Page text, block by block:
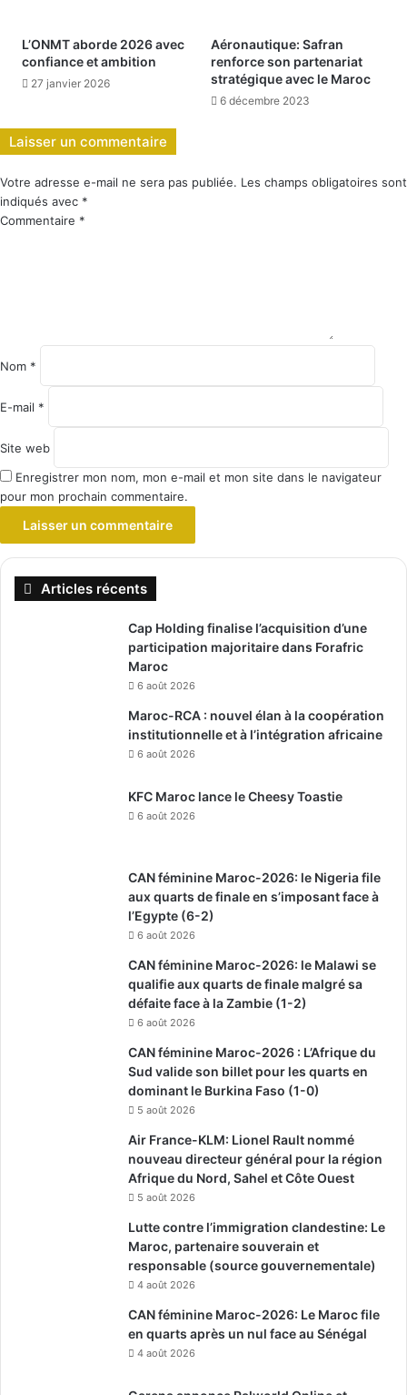
L’ONMT aborde 2026 avec
confiance et ambition
27 janvier 2026
Aéronautique: Safran
renforce son partenariat
stratégique avec le Maroc
6 décembre 2023
Laisser un commentaire
Votre adresse e-mail ne sera pas publiée. Les champs obligatoires sont
indiqués avec *
Commentaire *
Nom *
E-mail *
Site web
Enregistrer mon nom, mon e-mail et mon site dans le navigateur
pour mon prochain commentaire.
Articles récents
Cap Holding finalise l’acquisition d’une
participation majoritaire dans Forafric
Maroc
6 août 2026
Maroc-RCA : nouvel élan à la coopération
institutionnelle et à l’intégration africaine
6 août 2026
KFC Maroc lance le Cheesy Toastie
6 août 2026
CAN féminine Maroc-2026: le Nigeria file
aux quarts de finale en s’imposant face à
l’Egypte (6-2)
6 août 2026
CAN féminine Maroc-2026: le Malawi se
qualifie aux quarts de finale malgré sa
défaite face à la Zambie (1-2)
6 août 2026
CAN féminine Maroc-2026 : L’Afrique du
Sud valide son billet pour les quarts en
dominant le Burkina Faso (1-0)
5 août 2026
Air France-KLM: Lionel Rault nommé
nouveau directeur général pour la région
Afrique du Nord, Sahel et Côte Ouest
5 août 2026
Lutte contre l’immigration clandestine: Le
Maroc, partenaire souverain et
responsable (source gouvernementale)
4 août 2026
CAN féminine Maroc-2026: Le Maroc file
en quarts après un nul face au Sénégal
4 août 2026